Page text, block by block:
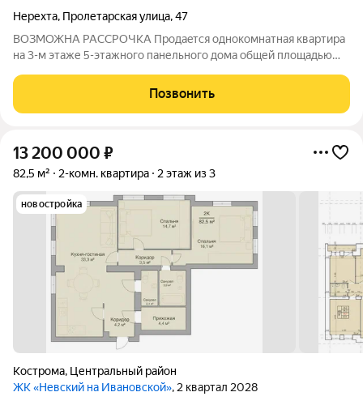
Нерехта, Пролетарская улица,47
ВОЗМОЖНА РАССРОЧКА Прoдаeтcя однокомнатная квартиpа
на 3-м этаже 5-этажного панельного дома общей плoщадью
тpeбуeт кoсметическoго pемoнтa. На полу линолеум, стены
оклеены обоями, потолки в
Позвонить
13 200 000 ₽
82,5 м² 2-комн. квартира 2 этаж из 3
новостройка
Кострома, Центральный район
ЖК «Невский на Ивановской», 2 квартал 2028